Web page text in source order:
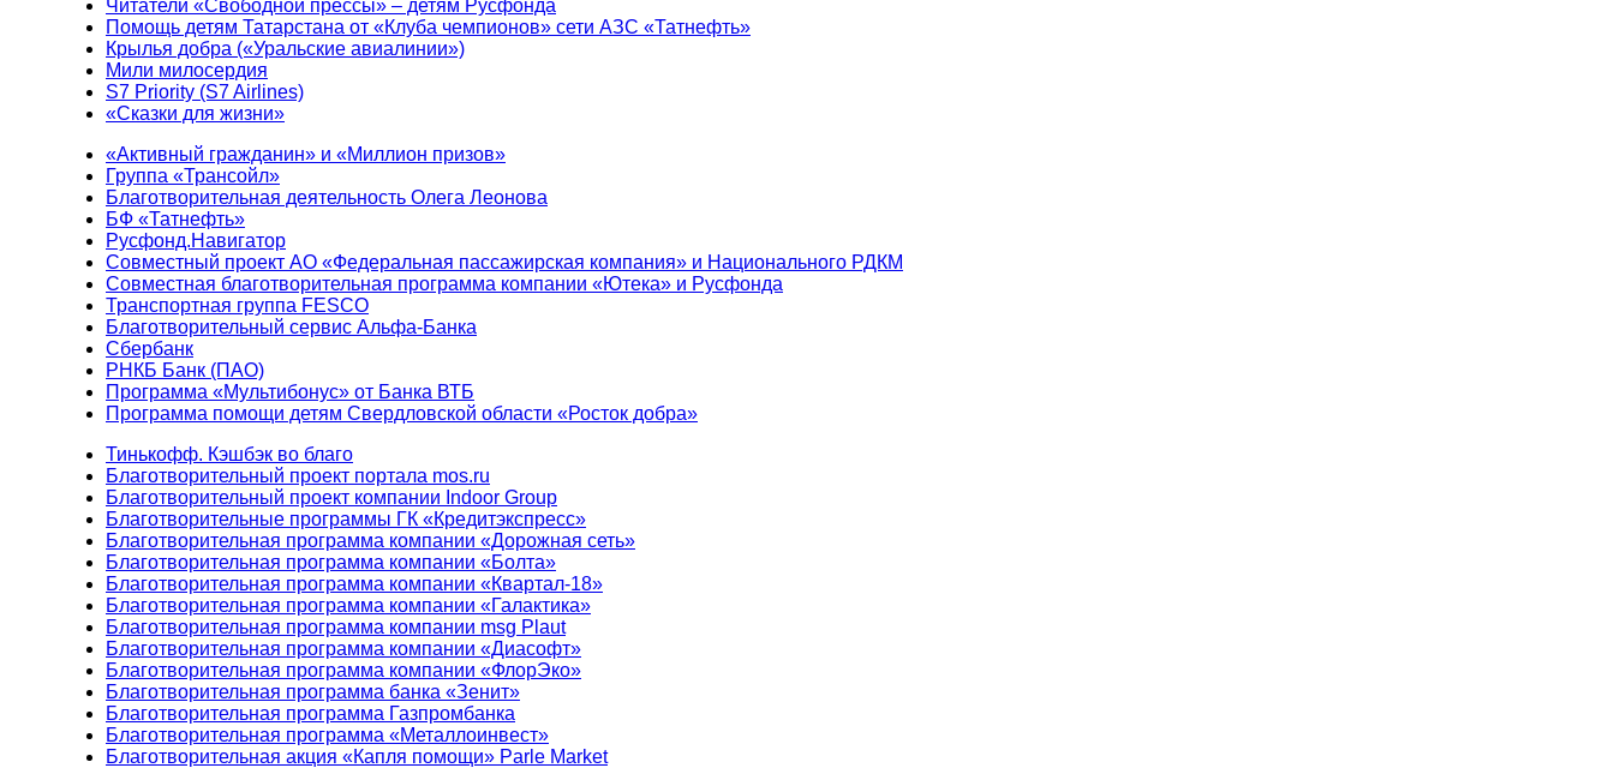
Читатели «Свободной прессы» – детям Русфонда
Помощь детям Татарстана от «Клуба чемпионов» сети АЗС «Татнефть»
Крылья добра («Уральские авиалинии»)
Мили милосердия
S7 Priority (S7 Airlines)
«Сказки для жизни»
«Активный гражданин» и «Миллион призов»
Группа «Трансойл»
Благотворительная деятельность Олега Леонова
БФ «Татнефть»
Русфонд.Навигатор
Совместный проект АО «Федеральная пассажирская компания» и Национального РДКМ
Совместная благотворительная программа компании «Ютека» и Русфонда
Транспортная группа FESCO
Благотворительный сервис Альфа-Банка
Сбербанк
РНКБ Банк (ПАО)
Программа «Мультибонус» от Банка ВТБ
Программа помощи детям Свердловской области «Росток добра»
Тинькофф. Кэшбэк во благо
Благотворительный проект портала mos.ru
Благотворительный проект компании Indoor Group
Благотворительные программы ГК «Кредитэкспресс»
Благотворительная программа компании «Дорожная сеть»
Благотворительная программа компании «Болта»
Благотворительная программа компании «Квартал-18»
Благотворительная программа компании «Галактика»
Благотворительная программа компании msg Plaut
Благотворительная программа компании «Диасофт»
Благотворительная программа компании «ФлорЭко»
Благотворительная программа банка «Зенит»
Благотворительная программа Газпромбанка
Благотворительная программа «Металлоинвест»
Благотворительная акция «Капля помощи» Parle Market